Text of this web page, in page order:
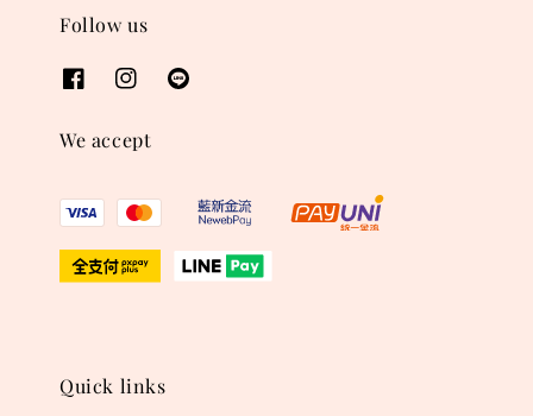
Follow us
We accept
Quick links